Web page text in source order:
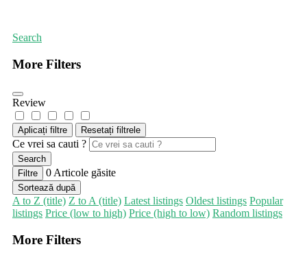
Search
More Filters
Review
Aplicați filtre Resetați filtrele
Ce vrei sa cauti ?
Search
Filtre
0 Articole găsite
Sortează după
A to Z (title) Z to A (title) Latest listings Oldest listings Popular
listings Price (low to high) Price (high to low) Random listings
More Filters